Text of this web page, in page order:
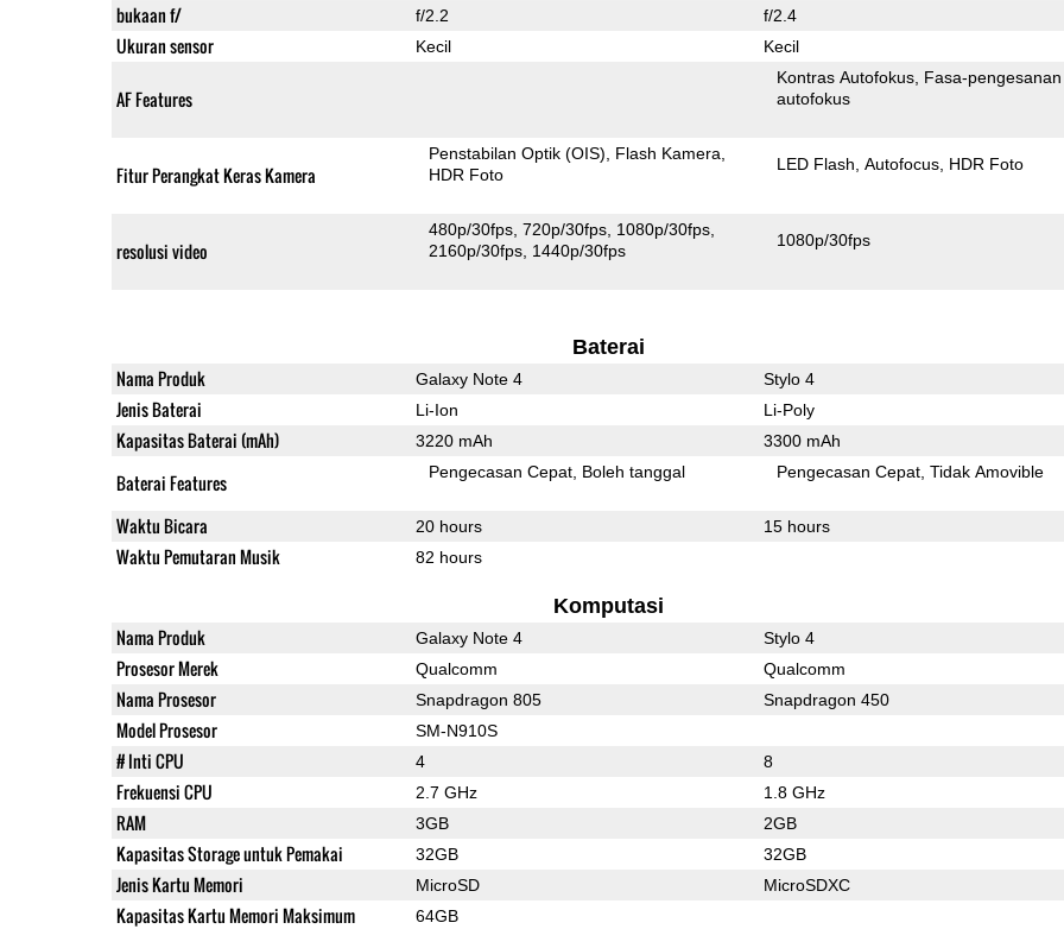
bukaan f/ f/2.2 f/2.4
Ukuran sensor Kecil Kecil
AF Features
Kontras Autofokus Fasa-pengesanan
autofokus
Fitur Perangkat Keras Kamera
Penstabilan Optik (OIS)
Flash Kamera
HDR Foto
LED Flash Autofocus HDR Foto
resolusi video
480p/30fps 720p/30fps 1080p/30fps
2160p/30fps 1440p/30fps
1080p/30fps
Baterai
Nama Produk Galaxy Note 4 Stylo 4
Jenis Baterai Li-Ion Li-Poly
Kapasitas Baterai (mAh) 3220 mAh 3300 mAh
Baterai Features Pengecasan Cepat Boleh tanggal Pengecasan Cepat Tidak Amovible
Waktu Bicara 20 hours 15 hours
Waktu Pemutaran Musik 82 hours
Komputasi
Nama Produk Galaxy Note 4 Stylo 4
Prosesor Merek Qualcomm Qualcomm
Nama Prosesor Snapdragon 805 Snapdragon 450
Model Prosesor SM-N910S
# Inti CPU 4 8
Frekuensi CPU 2.7 GHz 1.8 GHz
RAM 3GB 2GB
Kapasitas Storage untuk Pemakai 32GB 32GB
Jenis Kartu Memori MicroSD MicroSDXC
Kapasitas Kartu Memori Maksimum 64GB